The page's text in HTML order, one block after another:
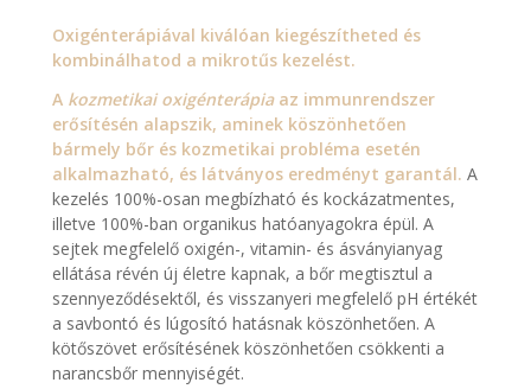
Oxigénterápiával kiválóan kiegészítheted és
kombinálhatod a mikrotűskezelést.
A kozmetikai oxigénterápiaaz immunrendszer
erősítésén alapszik, aminek köszönhetően
bármely bőr és kozmetikai probléma esetén
alkalmazható, és látványos eredményt garantál. A
kezelés 100%-osan megbízható és kockázatmentes,
illetve 100%-ban organikus hatóanyagokra épül. A
sejtek megfelelő oxigén-, vitamin- és ásványianyag
ellátása révén új életre kapnak, a bőr megtisztul a
szennyeződésektől, és visszanyeri megfelelő pH értékét
a savbontó és lúgosító hatásnak köszönhetően. A
kötőszövet erősítésének köszönhetően csökkenti a
narancsbőr mennyiségét.